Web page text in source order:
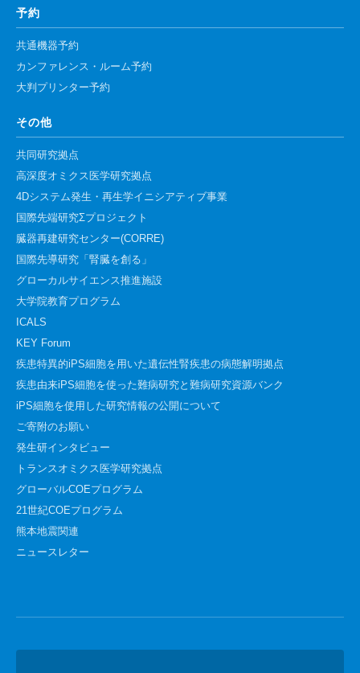
予約
共通機器予約
カンファレンス・ルーム予約
大判プリンター予約
その他
共同研究拠点
高深度オミクス医学研究拠点
4Dシステム発生・再生学イニシアティブ事業
国際先端研究Σプロジェクト
臓器再建研究センター(CORRE)
国際先導研究「腎臓を創る」
グローカルサイエンス推進施設
大学院教育プログラム
ICALS
KEY Forum
疾患特異的iPS細胞を用いた遺伝性腎疾患の病態解明拠点
疾患由来iPS細胞を使った難病研究と難病研究資源バンク
iPS細胞を使用した研究情報の公開について
ご寄附のお願い
発生研インタビュー
トランスオミクス医学研究拠点
グローバルCOEプログラム
21世紀COEプログラム
熊本地震関連
ニュースレター